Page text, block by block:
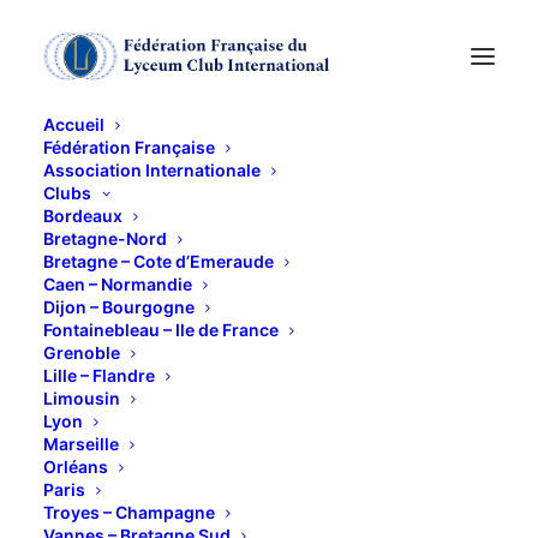
Accueil
Fédération Française
Association Internationale
Clubs
Bordeaux
Bretagne-Nord
Bretagne – Cote d’Emeraude
Caen – Normandie
Dijon – Bourgogne
Fontainebleau – Ile de France
Grenoble
Lille – Flandre
Limousin
Lyon
Marseille
Orléans
Paris
Troyes – Champagne
Journée à Bourg sur
Gironde
Ce contenu est protégé par un mot de passe. Pour
le voir, veuillez saisir votre mot de passe ci-